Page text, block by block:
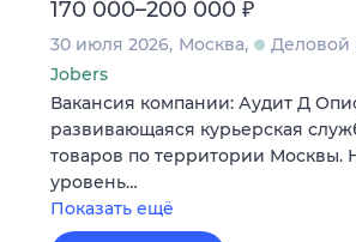
170 000–200 000 ₽
30 июля 2026 Москва
Деловой
Jobers
Вакансия компании: Аудит Д
развивающаяся курьерская
товаров по территории Москвы.
уровень…
Показать ещё